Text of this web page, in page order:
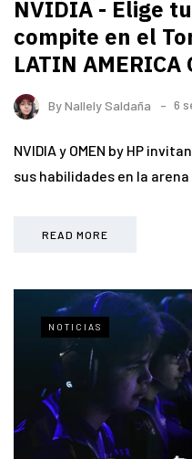
NVIDIA - Elige
compite en el
LATIN AMERICA
ByNallely Saldaña 6
NVIDIA y OMEN by HP
sus habilidades en la
READ MORE
NOTICIAS